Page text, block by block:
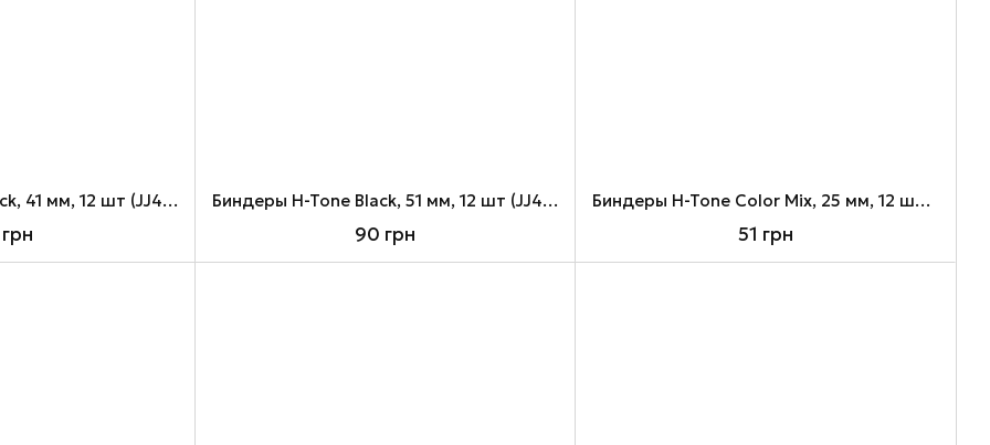
Биндеры H-Tone Black, 41 мм, 12 шт (JJ40316-41) Биндеры H-Tone Black, 51 мм, 12 шт (JJ40316-51)
90 грн
Биндеры H-Tone Color Mix, 25 мм, 12 шт (JJ40317-25)
51 грн